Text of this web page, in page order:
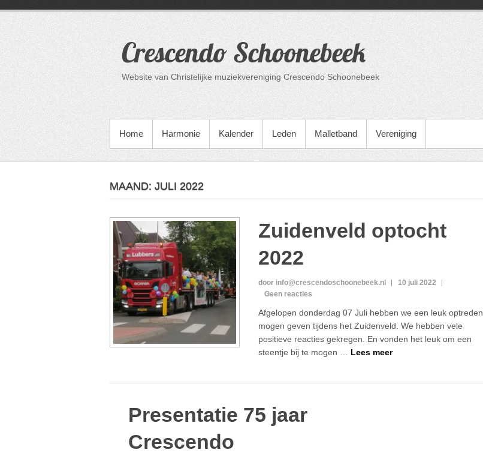
Crescendo Schoonebeek
Website van Christelijke muziekvereniging Crescendo Schoonebeek
PRIMAIR MENU
Home Harmonie Kalender Leden Malletband Vereniging
MAAND: JULI 2022
Zuidenveld optocht
2022
door info@crescendoschoonebeek.nl
10 juli 2022
Geen reacties
Afgelopen donderdag 07 Juli hebben we een leuk optreden
mogen geven tijdens het Zuidenveld. We hebben vele
positieve reacties gekregen. En vonden het leuk om een
steentje bij te mogen … Lees meer
Presentatie 75 jaar
Crescendo